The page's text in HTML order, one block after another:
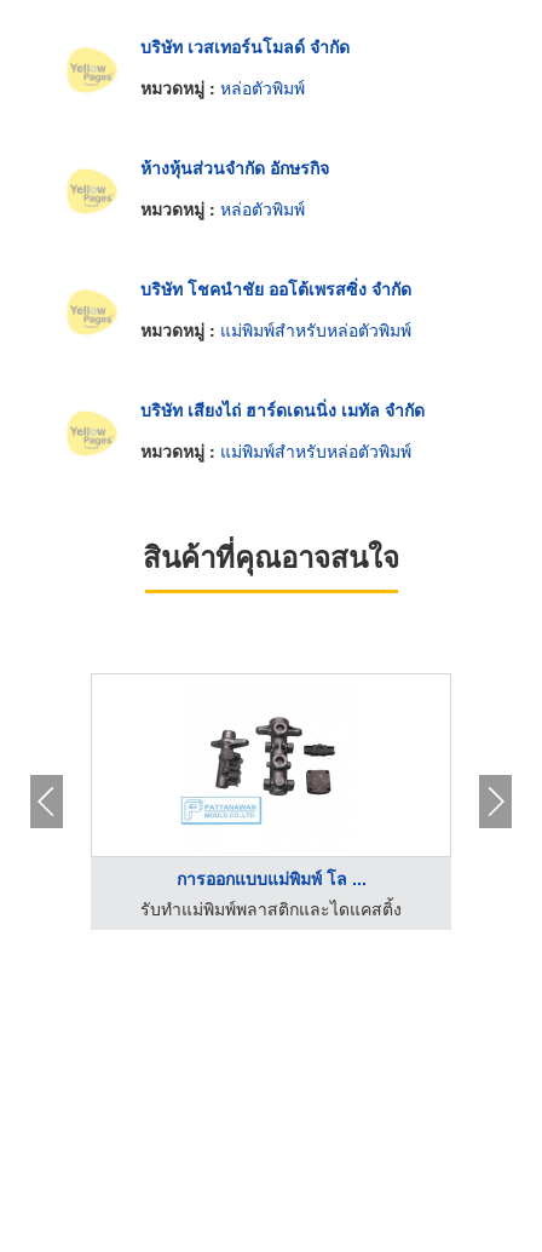
บริษัท เวสเทอร์นโมลด์ จำกัด
หมวดหมู่ : หล่อตัวพิมพ์
ห้างหุ้นส่วนจำกัด อักษรกิจ
หมวดหมู่ : หล่อตัวพิมพ์
บริษัท โชคนำชัย ออโต้เพรสซิ่ง จำกัด
หมวดหมู่ : แม่พิมพ์สำหรับหล่อตัวพิมพ์
บริษัท เสียงไถ่ ฮาร์ดเดนนิ่ง เมทัล จำกัด
หมวดหมู่ : แม่พิมพ์สำหรับหล่อตัวพิมพ์
สินค้าที่คุณอาจสนใจ
การออกแบบแม่พิมพ์ โล ...
รับทำแม่พิมพ์พลาสติกและไดแคสติ้ง